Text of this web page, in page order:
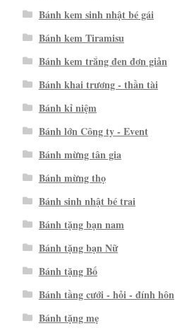
Bánh kem sinh nhật bé gái
Bánh kem Tiramisu
Bánh kem trắng đen đơn giản
Bánh khai trương - thần tài
Bánh kỉ niệm
Bánh lớn Công ty - Event
Bánh mừng tân gia
Bánh mừng thọ
Bánh sinh nhật bé trai
Bánh tặng bạn nam
Bánh tặng bạn Nữ
Bánh tặng Bố
Bánh tầng cưới - hỏi - đính hôn
Bánh tặng mẹ